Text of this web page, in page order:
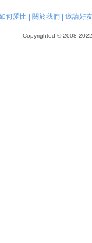
何愛比| 關於我們 邀請好
Copyrighted © 2008-